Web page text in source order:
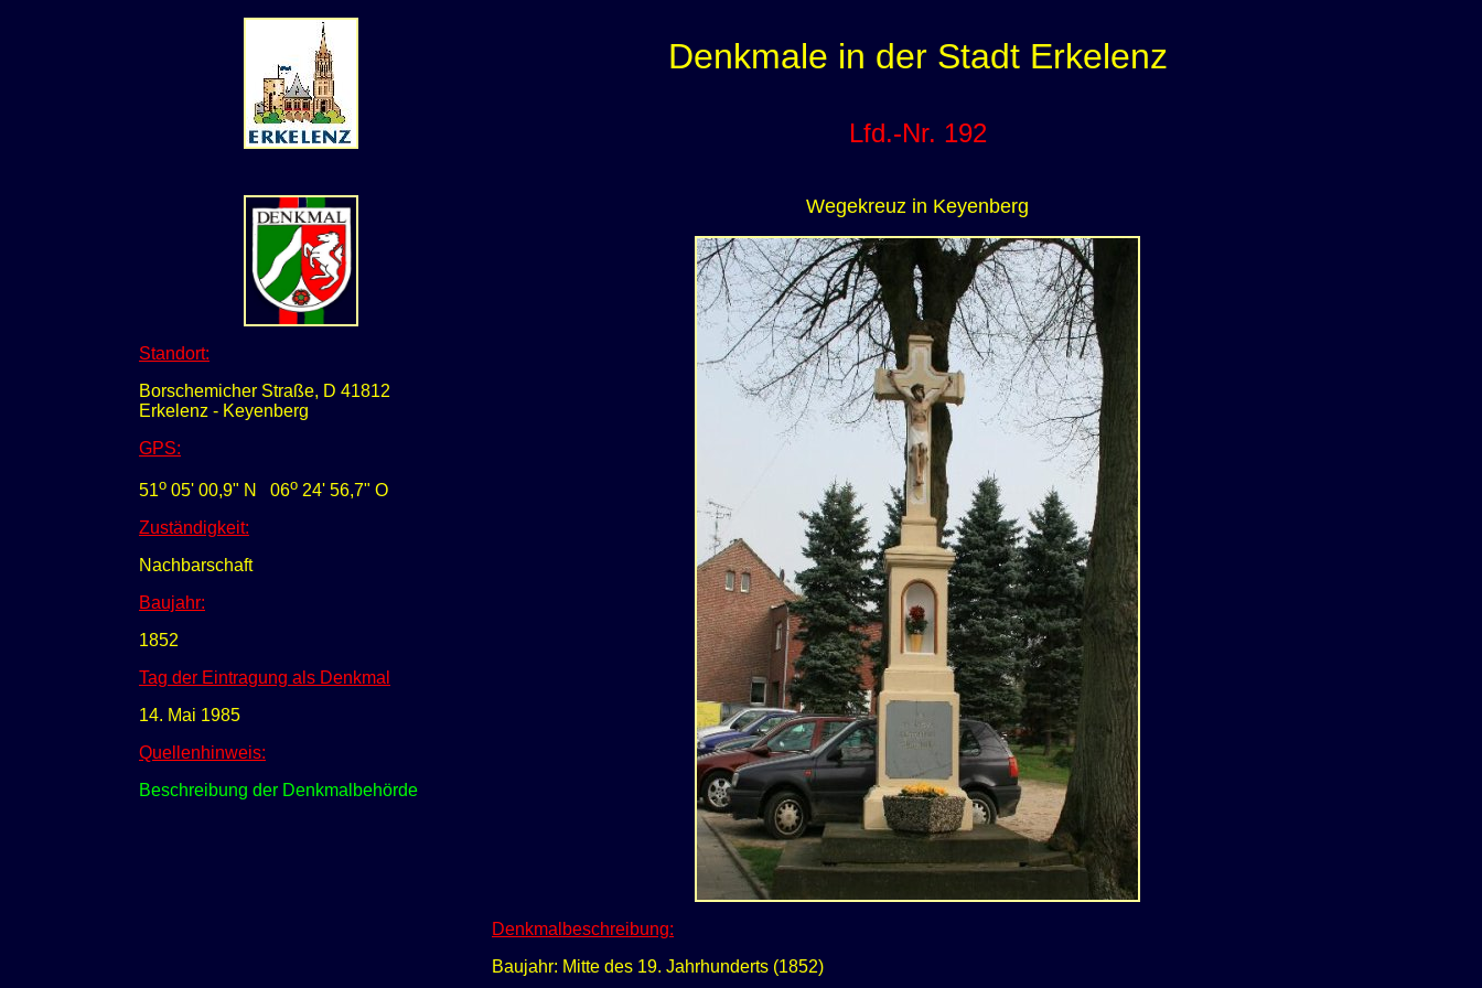
Denkmale in der Stadt Erkelenz
Lfd.-Nr. 192
Standort:
Borschemicher Straße, D 41812
Erkelenz - Keyenberg
GPS:
51o 05' 00,9" N 06o 24' 56,7" O
Zuständigkeit:
Nachbarschaft
Baujahr:
1852
Tag der Eintragung als Denkmal
14. Mai 1985
Quellenhinweis:
Beschreibung der Denkmalbehörde
Wegekreuz in Keyenberg
Denkmalbeschreibung:
Baujahr: Mitte des 19. Jahrhunderts (1852)